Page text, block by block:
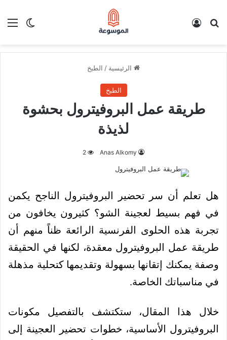
الوضع بحث عن
الرئيسية / الطبخ
الطبخ
طريقة عمل البروفيترول بحشوة
لذيذة
Anas Alkomy
2
هل تعلم أن سر تحضير البروفيترول الناجح يكمن
في فهم بسيط لعجينة الشو؟ كثيرون يخافون من
تجربة هذه الحلوى الفرنسية الرائعة ظناً منهم أن
طريقة عمل البروفيترول معقدة، لكنها في الحقيقة
وصفة يمكنك إتقانها بسهولة وتقديمها كتحلية مذهلة
في مناسباتك الخاصة.
خلال هذا المقال، ستكتشف بالتفصيل مكونات
البروفيترول الأساسية، خطوات تحضير العجينة إلى